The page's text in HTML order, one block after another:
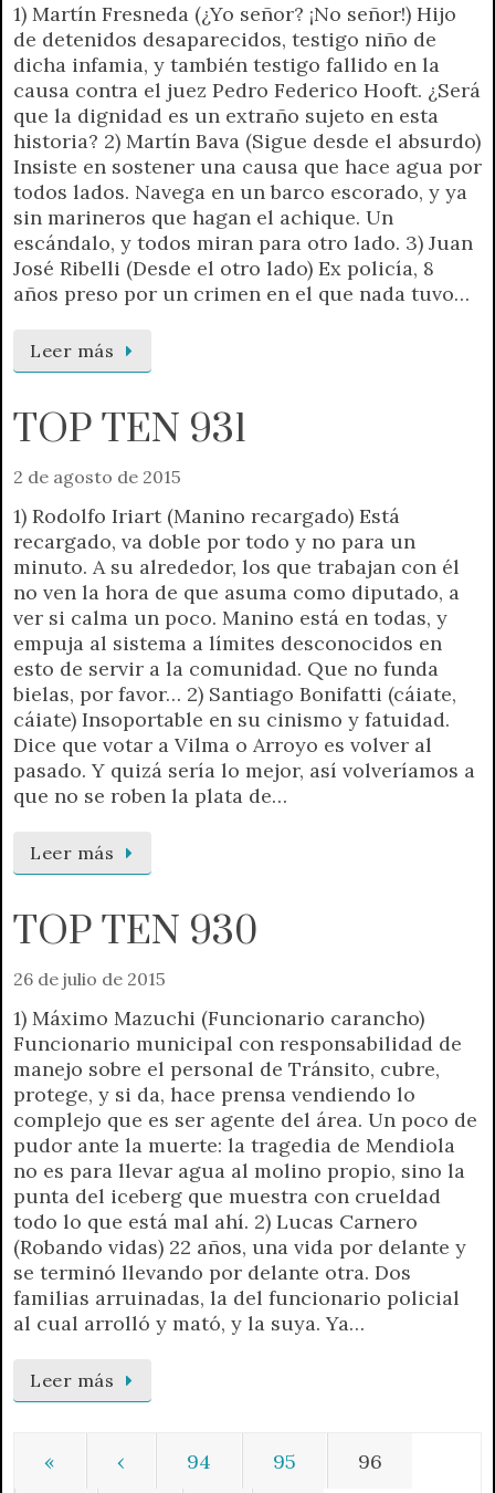
1) Martín Fresneda (¿Yo señor? ¡No señor!) Hijo
de detenidos desaparecidos, testigo niño de
dicha infamia, y también testigo fallido en la
causa contra el juez Pedro Federico Hooft. ¿Será
que la dignidad es un extraño sujeto en esta
historia? 2) Martín Bava (Sigue desde el absurdo)
Insiste en sostener una causa que hace agua por
todos lados. Navega en un barco escorado, y ya
sin marineros que hagan el achique. Un
escándalo, y todos miran para otro lado. 3) Juan
José Ribelli (Desde el otro lado) Ex policía, 8
años preso por un crimen en el que nada tuvo…
Leer más
TOP TEN 931
2 de agosto de 2015
1) Rodolfo Iriart (Manino recargado) Está
recargado, va doble por todo y no para un
minuto. A su alrededor, los que trabajan con él
no ven la hora de que asuma como diputado, a
ver si calma un poco. Manino está en todas, y
empuja al sistema a límites desconocidos en
esto de servir a la comunidad. Que no funda
bielas, por favor… 2) Santiago Bonifatti (cáiate,
cáiate) Insoportable en su cinismo y fatuidad.
Dice que votar a Vilma o Arroyo es volver al
pasado. Y quizá sería lo mejor, así volveríamos a
que no se roben la plata de…
Leer más
TOP TEN 930
26 de julio de 2015
1) Máximo Mazuchi (Funcionario carancho)
Funcionario municipal con responsabilidad de
manejo sobre el personal de Tránsito, cubre,
protege, y si da, hace prensa vendiendo lo
complejo que es ser agente del área. Un poco de
pudor ante la muerte: la tragedia de Mendiola
no es para llevar agua al molino propio, sino la
punta del iceberg que muestra con crueldad
todo lo que está mal ahí. 2) Lucas Carnero
(Robando vidas) 22 años, una vida por delante y
se terminó llevando por delante otra. Dos
familias arruinadas, la del funcionario policial
al cual arrolló y mató, y la suya. Ya…
Leer más
« ‹ 94 95 96